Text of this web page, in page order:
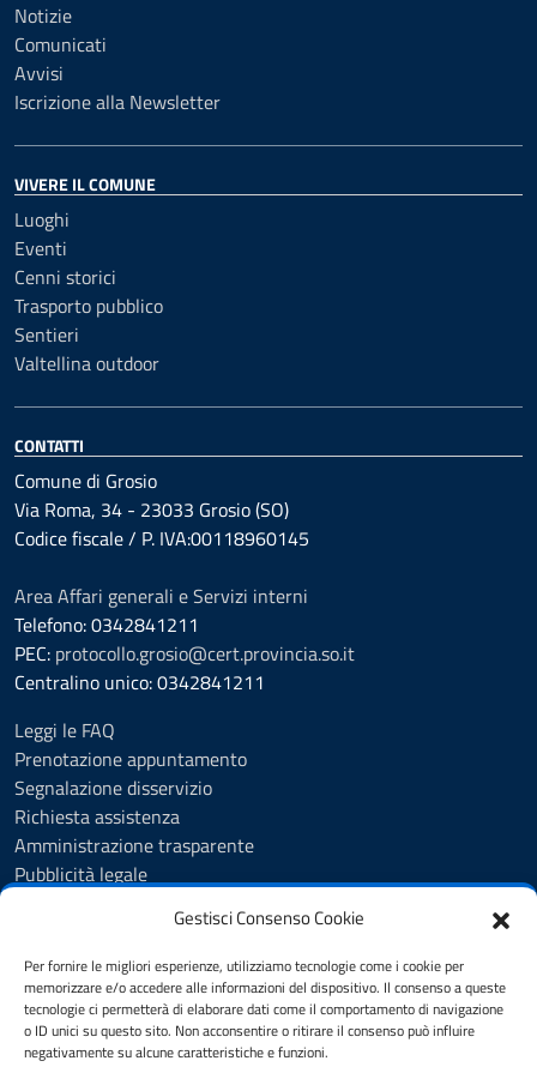
Gestisci Consenso Cookie
Per fornire le migliori esperienze, utilizziamo tecnologie come i cookie per
memorizzare e/o accedere alle informazioni del dispositivo. Il consenso a queste
tecnologie ci permetterà di elaborare dati come il comportamento di navigazione
o ID unici su questo sito. Non acconsentire o ritirare il consenso può influire
negativamente su alcune caratteristiche e funzioni.
Notizie
Comunicati
Avvisi
Iscrizione alla Newsletter
VIVERE IL COMUNE
Luoghi
Eventi
Cenni storici
Trasporto pubblico
Sentieri
Valtellina outdoor
CONTATTI
Comune di Grosio
Via Roma, 34 - 23033 Grosio (SO)
Codice fiscale / P. IVA:00118960145
Area Affari generali e Servizi interni
Telefono: 0342841211
PEC: protocollo.grosio@cert.provincia.so.it
Centralino unico: 0342841211
Leggi le FAQ
Prenotazione appuntamento
Segnalazione disservizio
Richiesta assistenza
Amministrazione trasparente
Pubblicità legale
Informativa privacy
Videosorveglianza - Privacy Policy
Dichiarazione di accessibilità
Note legali